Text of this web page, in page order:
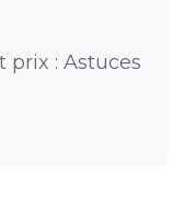
prix : Astuces